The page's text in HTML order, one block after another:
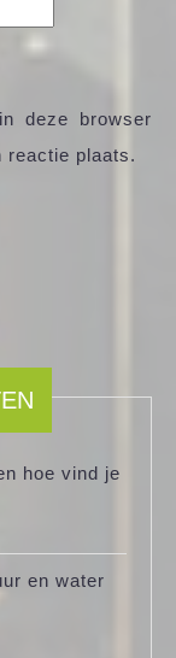
deze browser
reactie plaats.
hoe vind je
en water